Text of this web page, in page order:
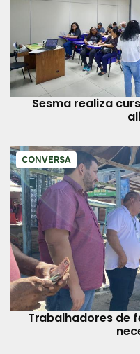
Sesma realiza
CONVERSA
Trabalhadores de